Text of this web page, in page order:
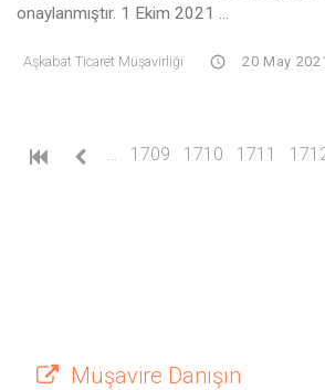
onaylanmıştır. 1 Ekim 2021 ...
Aşkabat Ticaret Müşavirliği 20 May
1709 1710 1711
Müşavire Danışın